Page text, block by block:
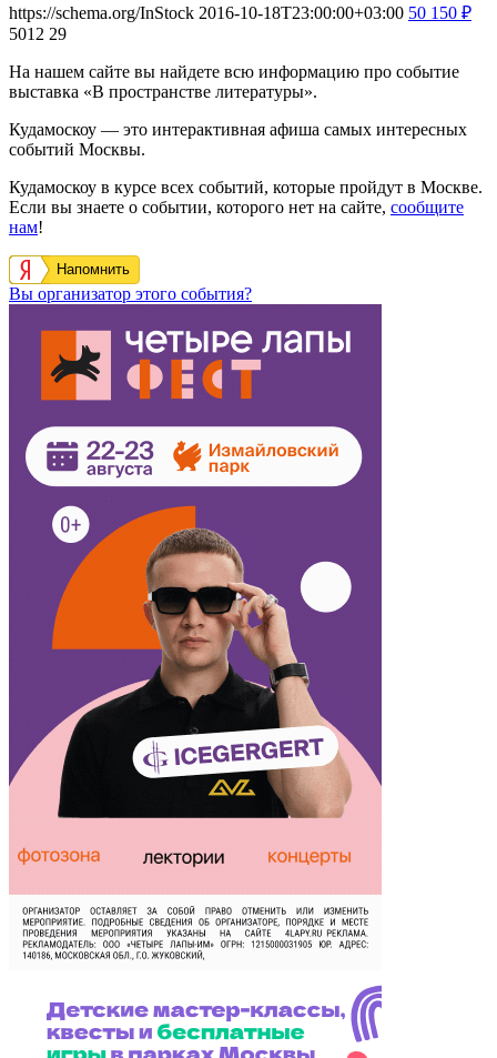
https://schema.org/InStock 2016-10-18T23:00:00+03:00 50 150 ₽
5012 29
На нашем сайте вы найдете всю информацию про событие
выставка «В пространстве литературы».
Кудамоскоу — это интерактивная афиша самых интересных
событий Москвы.
Кудамоскоу в курсе всех событий, которые пройдут в Москве.
Если вы знаете о событии, которого нет на сайте, сообщите
нам!
Напомнить
Вы организатор этого события?